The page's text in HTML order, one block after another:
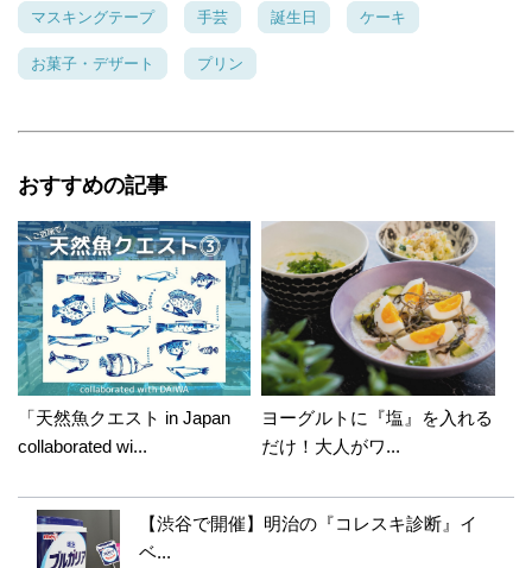
ックリした風船がとってもキュートです☆メルヘ
ンで絵本の中から出てきたみたいで大人の私でも
ときめきます。いつも素敵な作品楽しみです。
ザッキー☆
コメントありがとうございますヽ(≧▽≦)ﾉ 風船
を膨らませたらパステルカラーだったので、ゼ
リーも色の感じを揃えてみました（＾∀＾）ゞ
ワクワクしてもらえて嬉しいです！
マスキングテープ 手芸 誕生日 ケーキ
お菓子・デザート プリン
おすすめの記事
「天然魚クエスト in Japan
collaborated wi...
ヨーグルトに『塩』を入れる
だけ！大人がワ...
【渋谷で開催】明治の『コレスキ診断』イ
ベ...